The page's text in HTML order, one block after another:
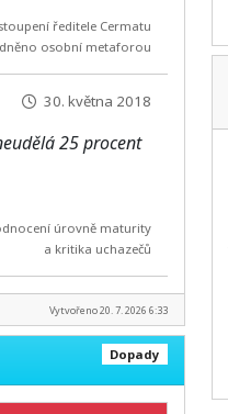
ředitele Cermatu
osobní metaforou
30. května 2018
25 procent
úrovně maturity
a kritika uchazečů
Vytvořeno 20. 7. 2026 6:33
Dopady